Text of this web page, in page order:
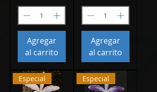
Agregar
al carrito
Agregar
al carrito
Especial Especial